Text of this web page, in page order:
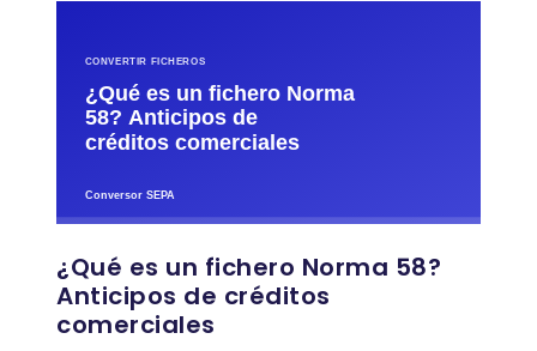
¿Qué es un fichero Norma 58?
Anticipos de créditos
comerciales